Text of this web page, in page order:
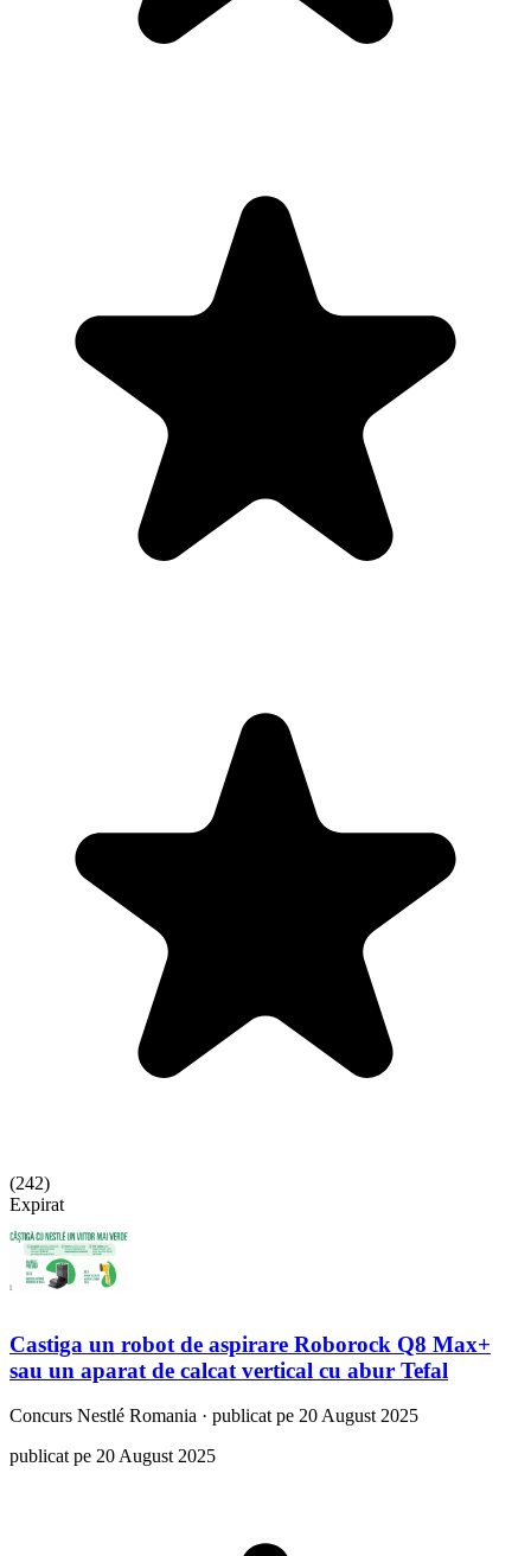
(242)
Expirat
Castiga un robot de aspirare Roborock Q8 Max+
sau un aparat de calcat vertical cu abur Tefal
Concurs Nestlé Romania · publicat pe 20 August 2025
publicat pe 20 August 2025